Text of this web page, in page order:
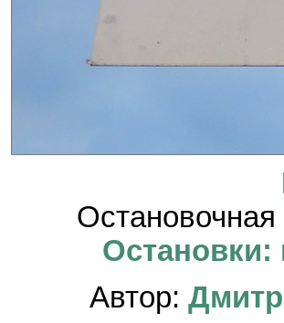
Остановочная
Остановки:
Автор: